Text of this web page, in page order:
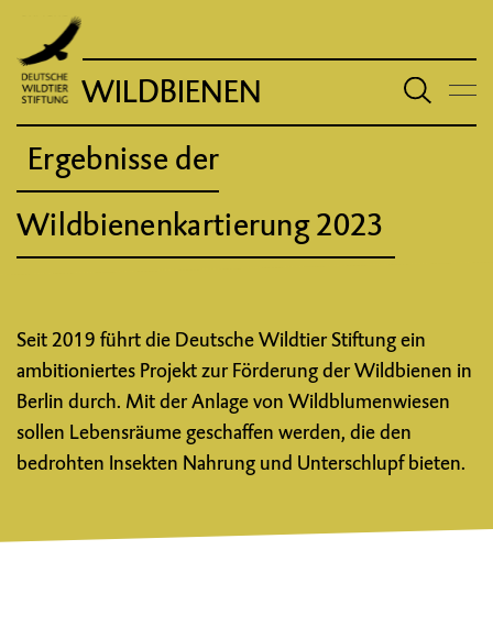
WILDBIENEN
Ergebnisse der
Wildbienenkartierung 2023
Seit 2019 führt die Deutsche Wildtier Stiftung ein
ambitioniertes Projekt zur Förderung der Wildbienen in
Berlin durch. Mit der Anlage von Wildblumenwiesen
sollen Lebensräume geschaffen werden, die den
bedrohten Insekten Nahrung und Unterschlupf bieten.